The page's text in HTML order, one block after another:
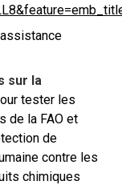
sur la
tester les
de la FAO et
de
contre les
chimiques